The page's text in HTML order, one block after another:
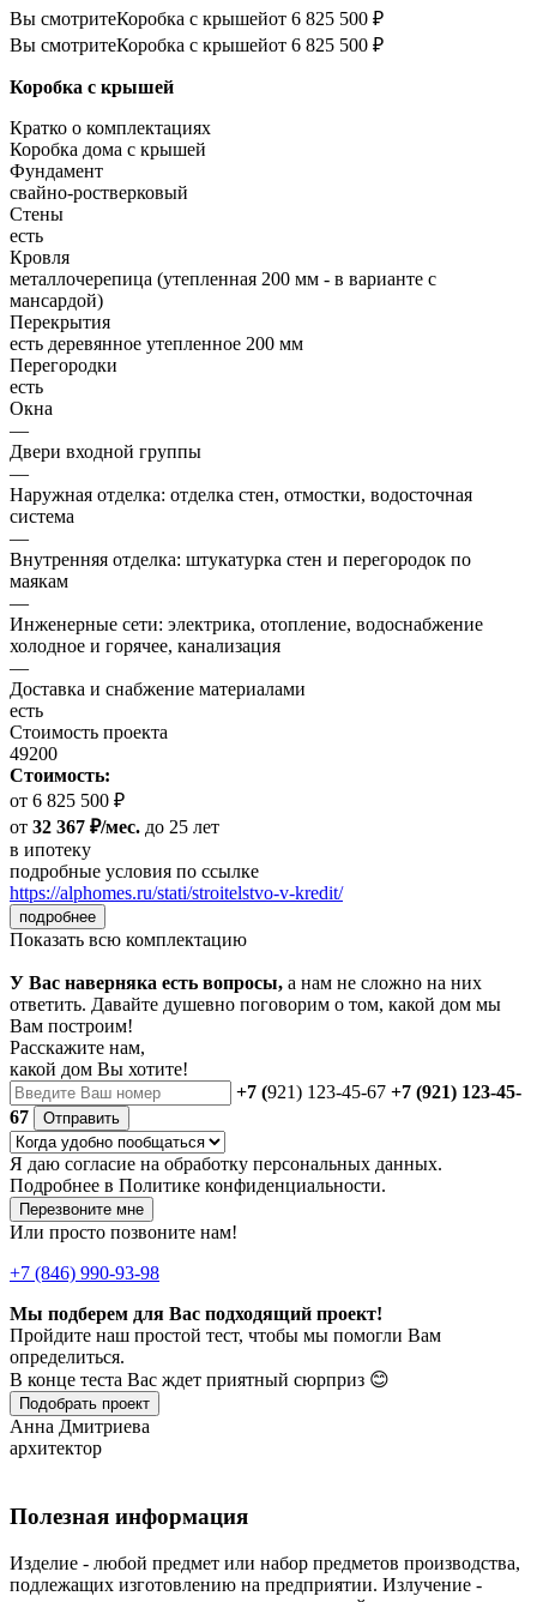
Вы смотритеКоробка с крышейот 6 825 500 ₽
Вы смотритеКоробка с крышейот 6 825 500 ₽
Коробка с крышей
Кратко о комплектациях
Коробка дома с крышей
Фундамент
свайно-ростверковый
Стены
есть
Кровля
металлочерепица (утепленная 200 мм - в варианте с
мансардой)
Перекрытия
есть деревянное утепленное 200 мм
Перегородки
есть
Окна
—
Двери входной группы
—
Наружная отделка: отделка стен, отмостки, водосточная
система
—
Внутренняя отделка: штукатурка стен и перегородок по
маякам
—
Инженерные сети: электрика, отопление, водоснабжение
холодное и горячее, канализация
—
Доставка и снабжение материалами
есть
Стоимость проекта
49200
Стоимость:
от 6 825 500 ₽
от 32 367 ₽/мес. до 25 лет
в ипотеку
подробные условия по ссылке
https://alphomes.ru/stati/stroitelstvo-v-kredit/
подробнее
Показать всю комплектацию
У Вас наверняка есть вопросы, а нам не сложно на них
ответить. Давайте душевно поговорим о том, какой дом мы
Вам построим!
Расскажите нам,
какой дом Вы хотите!
+7 (921) 123-45-67 +7 (921) 123-45-
67
Отправить
Я даю согласие на обработку персональных данных.
Подробнее в Политике конфиденциальности.
Перезвоните мне
Или просто позвоните нам!
+7 (846) 990-93-98
Мы подберем для Вас подходящий проект!
Пройдите наш простой тест, чтобы мы помогли Вам
определиться.
В конце теста Вас ждет приятный сюрприз 😊
Подобрать проект
Анна Дмитриева
архитектор
Полезная информация
Изделие - любой предмет или набор предметов производства,
подлежащих изготовлению на предприятии. Излучение -